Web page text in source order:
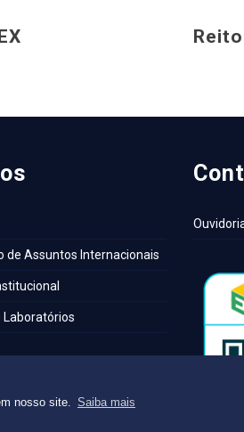
nosso site. Saiba mais
de Assuntos Internacionais
Laboratórios